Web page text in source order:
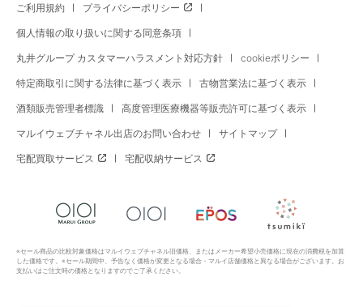
ご利用規約 プライバシーポリシー
個人情報の取り扱いに関する同意条項
丸井グループ カスタマーハラスメント対応方針 cookieポリシー
特定商取引に関する法律に基づく表示 古物営業法に基づく表示
酒類販売管理者標識 高度管理医療機器等販売許可に基づく表示
マルイウェブチャネル出店のお問い合わせ サイトマップ
宅配買取サービス 宅配収納サービス
※セール商品の比較対象価格はマルイウェブチャネル旧価格、またはメーカー希望小売価格に現在の消費税を加算
した価格です。※セール期間中、予告なく価格が変更となる場合・マルイ店舗価格と異なる場合がございます。お
支払いはご注文時の価格となりますのでご了承ください。